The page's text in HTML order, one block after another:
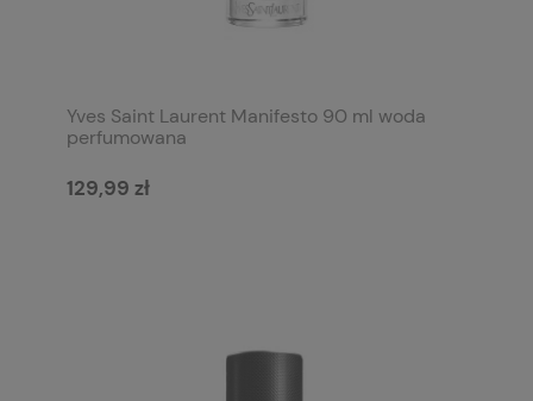
Yves Saint Laurent Manifesto 90 ml woda
perfumowana
129,99 zł